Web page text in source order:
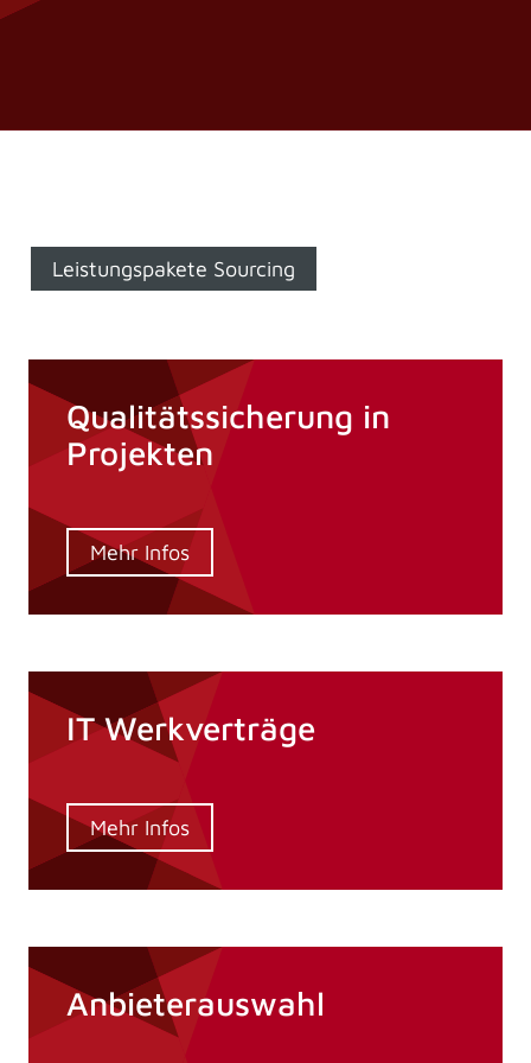
Leistungspakete Sourcing
Qualitätssicherung in
Projekten
Mehr Infos
IT Werkverträge
Mehr Infos
Anbieterauswahl